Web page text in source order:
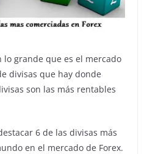
lo grande que es el mercado
divisas que hay donde
son las más rentables
6 de las divisas más
en el mercado de Forex.